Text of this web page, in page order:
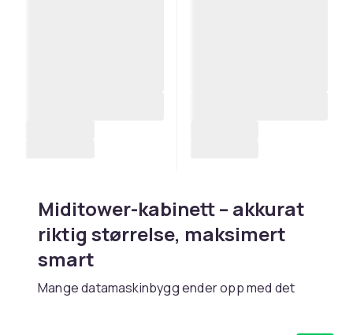
Miditower-kabinett – akkurat
riktig størrelse, maksimert
smart
Mange datamaskinbygg ender opp med det